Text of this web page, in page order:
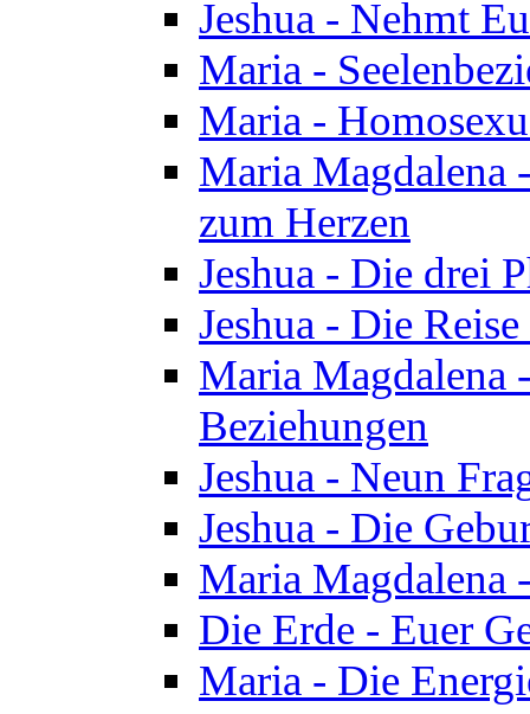
Jeshua - Nehmt
Maria -
Maria -
Maria Magdalena
zum Herzen
Jeshua - Die drei
Jeshua - Die
Maria Magdalena
Beziehungen
Jeshua - Neun
Jeshua - Die
Maria Magdalena
Die Erde - Euer
Maria - Die